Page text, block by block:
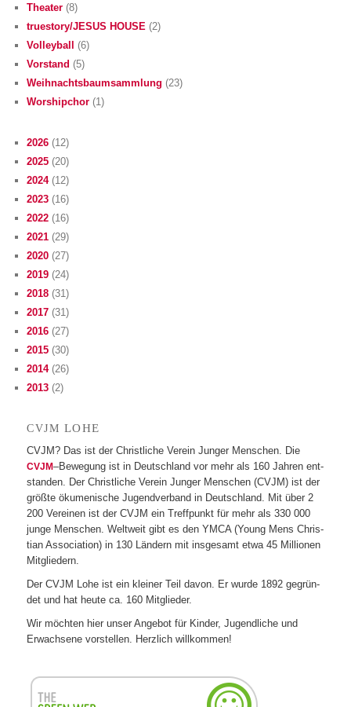
Theater (8)
truestory/JESUS HOUSE (2)
Volleyball (6)
Vorstand (5)
Weihnachtsbaumsammlung (23)
Worshipchor (1)
2026 (12)
2025 (20)
2024(12)
2023 (16)
2022 (16)
2021 (29)
2020 (27)
2019 (24)
2018 (31)
2017 (31)
2016 (27)
2015 (30)
2014(26)
2013 (2)
CVJM LOHE
CVJM? Das ist der Christ­li­che Ver­ein Jun­ger Men­schen. Die
CVJM–Bewe­gung ist in Deutsch­land vor mehr als 160 Jah­ren ent­
stan­den. Der Christ­li­che Ver­ein Jun­ger Men­schen (CVJM) ist der
größte öku­me­ni­sche Jugend­ver­band in Deutsch­land. Mit über 2
200 Ver­ei­nen ist der CVJM ein Treff­punkt für mehr als 330 000
junge Men­schen. Welt­weit gibt es den YMCA (Young Mens Chris­
tian Asso­cia­tion) in 130 Län­dern mit ins­ge­samt etwa 45 Mil­lio­nen
Mitgliedern.
Der CVJM Lohe ist ein klei­ner Teil davon. Er wurde 1892 gegrün­
det und hat heute ca. 160 Mitglieder.
Wir möch­ten hier unser Ange­bot für Kin­der, Jugend­li­che und
Erwach­sene vor­stel­len. Herz­lich willkommen!